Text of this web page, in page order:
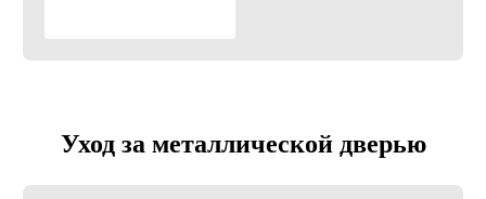
Уход за металлической дверью